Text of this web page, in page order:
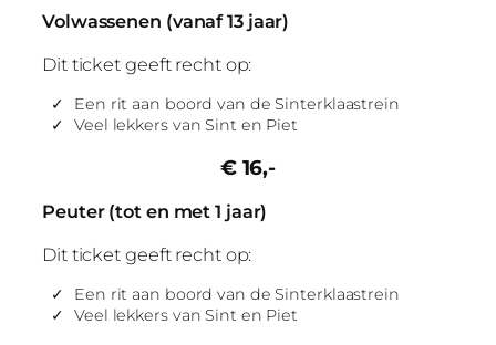
Volwassenen (vanaf 13 jaar)
Dit ticket geeft recht op:
Een rit aan boord van de Sinterklaastrein
Veel lekkers van Sint en Piet
€ 16,-
Peuter (tot en met 1 jaar)
Dit ticket geeft recht op:
Een rit aan boord van de Sinterklaastrein
Veel lekkers van Sint en Piet